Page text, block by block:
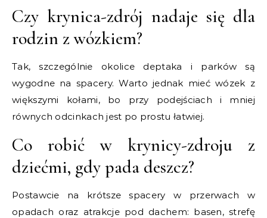
Czy krynica-zdrój nadaje się dla
rodzin z wózkiem?
Tak, szczególnie okolice deptaka i parków są
wygodne na spacery. Warto jednak mieć wózek z
większymi kołami, bo przy podejściach i mniej
równych odcinkach jest po prostu łatwiej.
Co robić w krynicy-zdroju z
dziećmi, gdy pada deszcz?
Postawcie na krótsze spacery w przerwach w
opadach oraz atrakcje pod dachem: basen, strefę